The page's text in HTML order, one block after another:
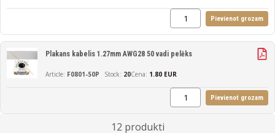
Pievienot grozam
F0801-50P
Plakans kabelis 1.27mm AWG28 50 vadi pelēks
20Cena: 1.80 EUR
Pievienot grozam
12 produkti